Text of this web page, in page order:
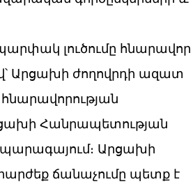
լուծումը հնարավոր
Արցախի ժողովրդի ազատ
Հանրապետության
Արցախի
ճանաչումը պետք է